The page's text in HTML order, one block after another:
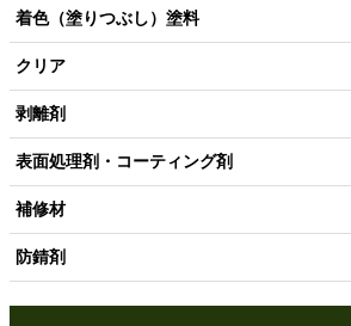
着色（塗りつぶし）塗料
クリア
剥離剤
表面処理剤・コーティング剤
補修材
防錆剤